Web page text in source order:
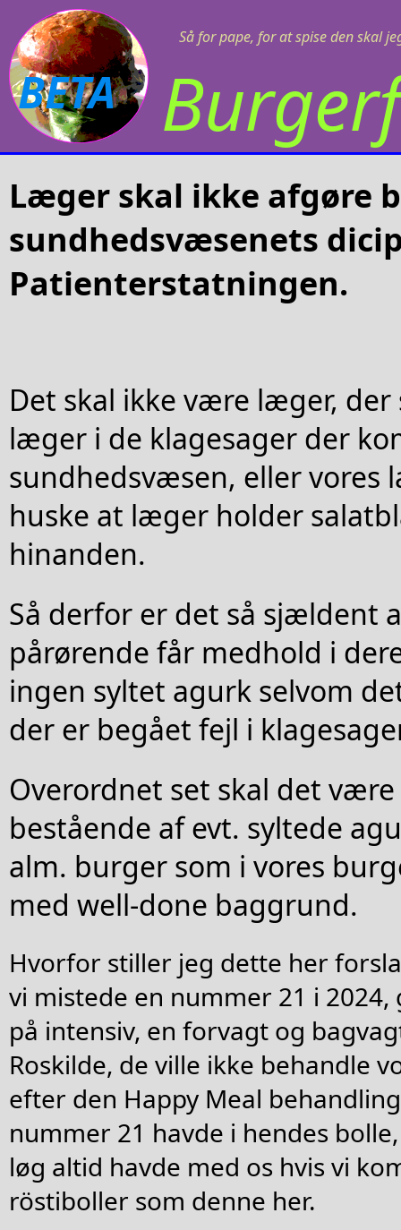
Så for pape, for at spise den skal
BETA
Læger skal ikke afgøre
sundhedsvæsenets
Patienterstatningen.
Det skal ikke være læger, der
læger i de klagesager der
sundhedsvæsen, eller vores
huske at læger holder
hinanden.
Så derfor er det så sjældent
pårørende får medhold i
ingen syltet agurk selvom
der er begået fejl i
Overordnet set skal det
bestående af evt. syltede
alm. burger som i vores
med well-done baggrund.
Hvorfor stiller jeg dette her
vi mistede en nummer 21 i
på intensiv, en forvagt og
Roskilde, de ville ikke behandle
efter den Happy Meal
nummer 21 havde i hendes
løg altid havde med os hvis vi
röstiboller som denne her.